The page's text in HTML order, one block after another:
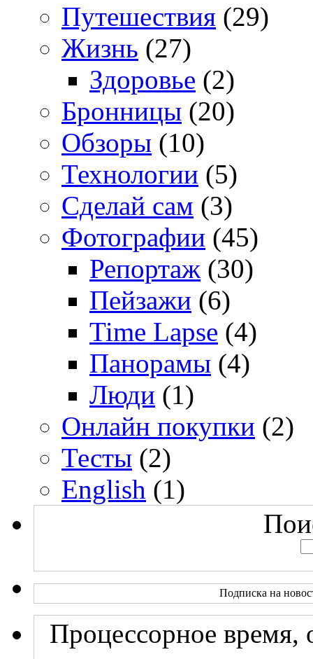
Путешествия (29)
Жизнь (27)
Здоровье (2)
Бронницы (20)
Обзоры (10)
Технологии (5)
Сделай сам (3)
Фотографии (45)
Репортаж (30)
Пейзажи (6)
Time Lapse (4)
Панорамы (4)
Люди (1)
Онлайн покупки (2)
Тесты (2)
English (1)
Подписка на
Процессорное время,